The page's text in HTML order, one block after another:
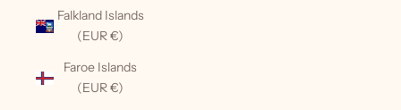
Falkland Islands
(EUR €)
Faroe Islands
(EUR €)